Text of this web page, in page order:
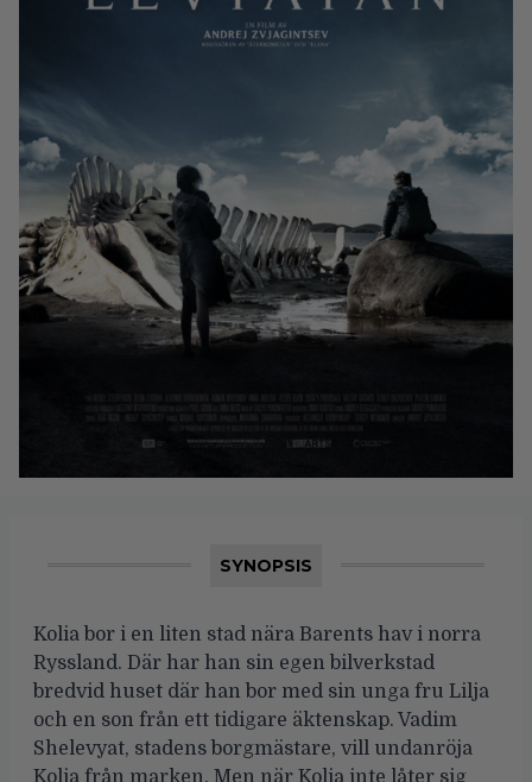
SYNOPSIS
Kolia bor i en liten stad nära Barents hav i norra
Ryssland. Där har han sin egen bilverkstad
bredvid huset där han bor med sin unga fru Lilja
och en son från ett tidigare äktenskap. Vadim
Shelevyat, stadens borgmästare, vill undanröja
Kolia från marken. Men när Kolia inte låter sig